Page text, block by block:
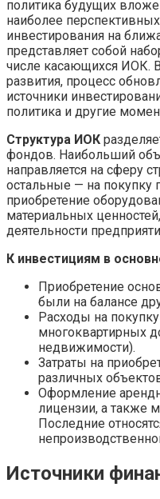
политика будущих
наиболее
инвестирования на
представляет собой
числе касающихся ИОК.
развития, процесс
источники
политика и другие
Структура ИОК
фондов. Наибольший
направляется на сферу
остальные — на покупку
приобретение
материальных
деятельности
К инвестициям в
Приобретение
были на балансе
Расходы на
многоквартирных
недвижимости).
Затраты на
различных
Оформление
лицензии, а также
Последние
Источники